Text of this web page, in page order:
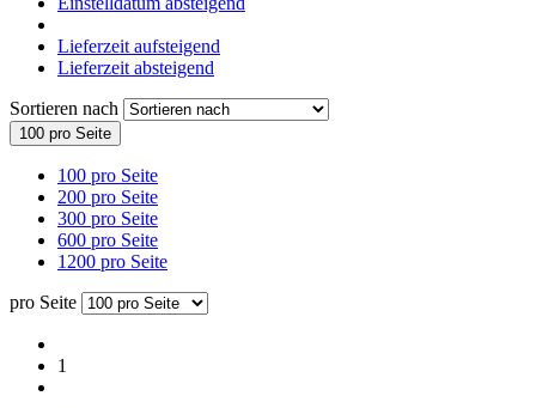
Lieferzeit aufsteigend
Lieferzeit absteigend
Sortieren nach
100 pro Seite
100 pro Seite
200 pro Seite
300 pro Seite
600 pro Seite
1200 pro Seite
pro Seite
1